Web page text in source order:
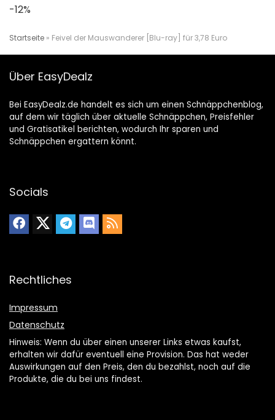
-12%
Startseite » Feivel der Mauswanderer [Blu-ray] für 3,78 Euro
Über EasyDealz
Bei EasyDealz.de handelt es sich um einen Schnäppchenblog,
auf dem wir täglich über aktuelle Schnäppchen, Preisfehler
und Gratisatikel berichten, wodurch Ihr sparen und
Schnäppchen ergattern könnt.
Socials
Rechtliches
Impressum
Datenschutz
Hinweis: Wenn du über einen unserer Links etwas kaufst,
erhalten wir dafür eventuell eine Provision. Das hat weder
Auswirkungen auf den Preis, den du bezahlst, noch auf die
Produkte, die du bei uns findest.